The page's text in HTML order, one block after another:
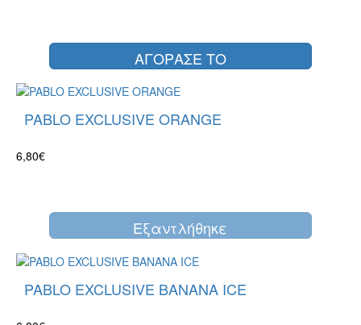
ΑΓΟΡΑΣΕ ΤΟ
PABLO EXCLUSIVE ORANGE
6,80€
Eξαντλήθηκε
PABLO EXCLUSIVE BANANA ICE